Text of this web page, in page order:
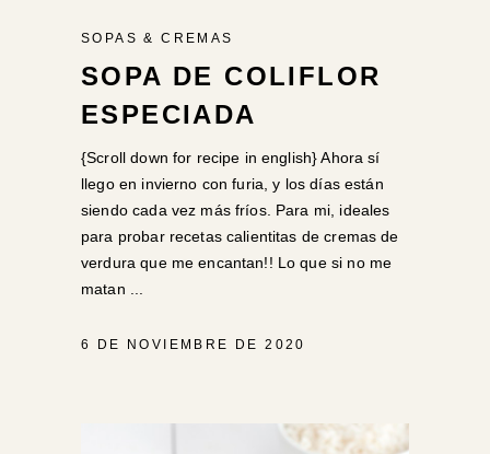
SOPAS & CREMAS
SOPA DE COLIFLOR
ESPECIADA
{Scroll down for recipe in english} Ahora sí
llego en invierno con furia, y los días están
siendo cada vez más fríos. Para mi, ideales
para probar recetas calientitas de cremas de
verdura que me encantan!! Lo que si no me
matan
6 DE NOVIEMBRE DE 2020